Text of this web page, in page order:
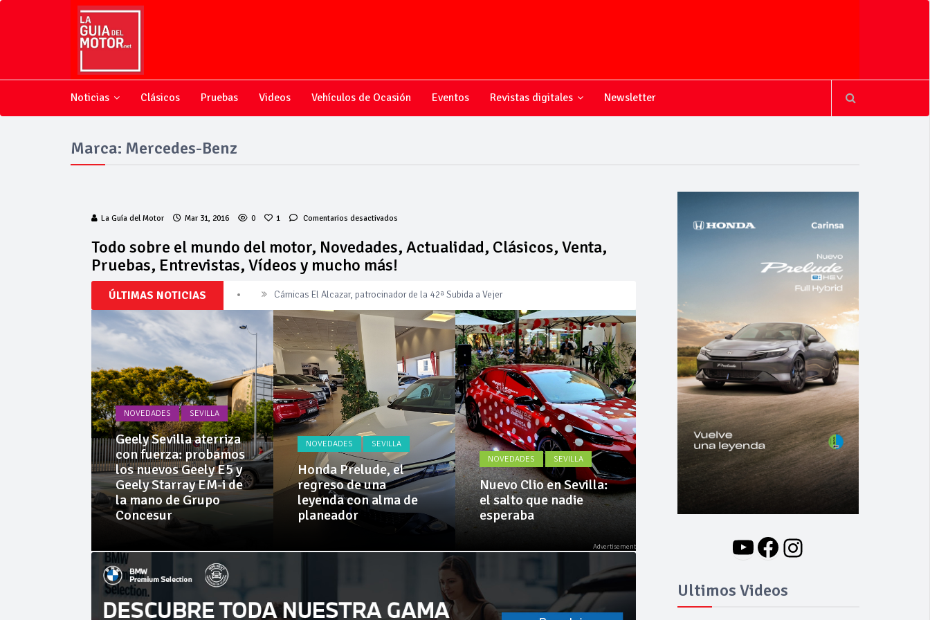
Noticias Clásicos Pruebas Videos Vehículos de Ocasión Eventos Revistas digitales Newsletter
Marca: Mercedes-Benz
La Guía del Motor Mar 31, 2016 0 1 Comentarios desactivadosen
sobre
el
motor,
Novedades,
Actualidad,
Clásicos,
Venta,
Pruebas,
Entrevistas,
Vídeos
y
mucho
más!
Todo sobre el mundo del motor, Novedades, Actualidad, Clásicos, Venta,
Pruebas, Entrevistas, Vídeos y mucho más!
ÚLTIMAS NOTICIAS Cárnicas El Alcazar, patrocinador de la 42ª Subida a Vejer
La Junta implementa mejoras en la A381 por Los Barrios
Invercar amplía su flota de vehículos de manos de Cadimar
NOVEDADES SEVILLA
Geely Sevilla aterriza
con fuerza: probamos
los nuevos Geely E5 y
Geely Starray EM-i de
la mano de Grupo
Concesur
NOVEDADES SEVILLA
Honda Prelude, el
regreso de una
leyenda con alma de
planeador
NOVEDADES SEVILLA
Nuevo Clio en Sevilla:
el salto que nadie
esperaba
NOVEDADES
Nuevo BMW i3: Y
finalmente el Serie 3
se hizo eléctrico
YouTube
Facebook
Instagram
Ultimos Videos